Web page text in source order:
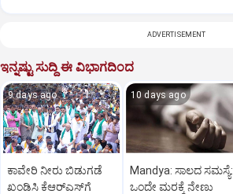
ADVERTISEMENT
ಇನ್ನಷ್ಟು ಸುದ್ದಿ ಈ ವಿಭಾಗದಿಂದ
9 days ago
ಕಾವೇರಿ ನೀರು ಬಿಡುಗಡೆ
ಖಂಡಿಸಿ ಕೆಆರ್‌ಎಸ್‌ಗೆ
10 days ago
Mandya: ಸಾಲದ ಸಮಸ್ಯೆ:
ಒಂದೇ ಮರಕ್ಕೆ ನೇಣು